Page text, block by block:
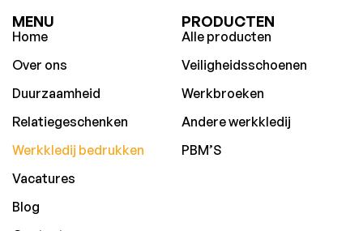
MENU
Home
Over ons
Duurzaamheid
Relatiegeschenken
Werkkledij bedrukken
Vacatures
Blog
PRODUCTEN
Alle producten
Veiligheidsschoenen
Werkbroeken
Andere werkkledij
PBM’S